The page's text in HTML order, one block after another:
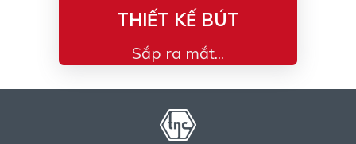
THIẾT KẾ BÚT
Sắp ra mắt...